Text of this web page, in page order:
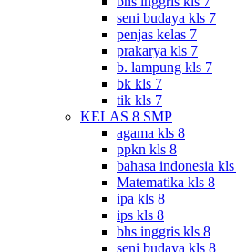
seni budaya kls 7
penjas kelas 7
prakarya kls 7
b. lampung kls 7
bk kls 7
tik kls 7
KELAS 8 SMP
agama kls 8
ppkn kls 8
bahasa indonesia
Matematika kls 8
ipa kls 8
ips kls 8
bhs inggris kls 8
seni budaya kls 8